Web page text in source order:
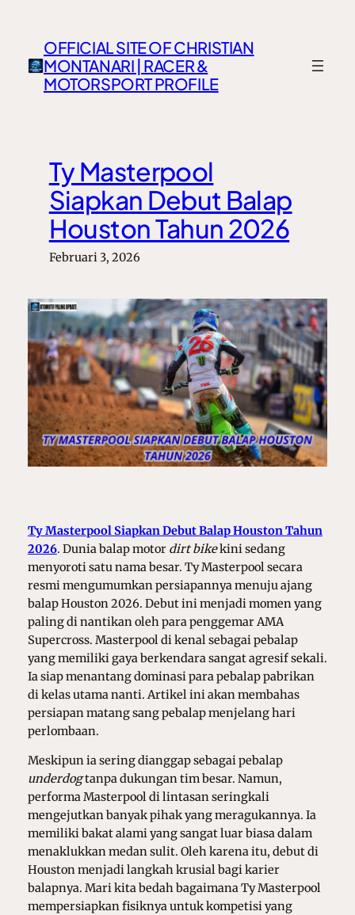
kontenOFFICIAL SITE OF CHRISTIAN
MONTANARI | RACER &
MOTORSPORT PROFILE
Ty Masterpool
Siapkan Debut Balap
Houston Tahun 2026
Februari 3, 2026
Ty Masterpool Siapkan Debut Balap Houston Tahun
2026. Dunia balap motor dirt bikekini sedang
menyoroti satu nama besar. Ty Masterpool secara
resmi mengumumkan persiapannya menuju ajang
balap Houston 2026. Debut ini menjadi momen yang
paling di nantikan oleh para penggemar AMA
Supercross. Masterpool di kenal sebagai pebalap
yang memiliki gaya berkendara sangat agresif sekali.
Ia siap menantang dominasi para pebalap pabrikan
di kelas utama nanti. Artikel ini akan membahas
persiapan matang sang pebalap menjelang hari
perlombaan.
Meskipun ia sering dianggap sebagai pebalap
underdogtanpa dukungan tim besar. Namun,
performa Masterpool di lintasan seringkali
mengejutkan banyak pihak yang meragukannya. Ia
memiliki bakat alami yang sangat luar biasa dalam
menaklukkan medan sulit. Oleh karena itu, debut di
Houston menjadi langkah krusial bagi karier
balapnya. Mari kita bedah bagaimana Ty Masterpool
mempersiapkan fisiknya untuk kompetisi yang